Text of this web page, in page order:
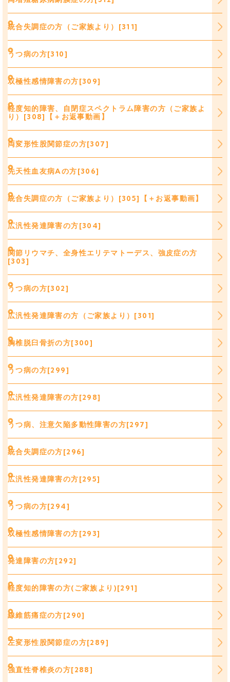
統合失調症の方（ご家族より）[311]
うつ病の方[310]
双極性感情障害の方[309]
軽度知的障害、自閉症スペクトラム障害の方（ご家族よ
り）[308]【＋お返事動画】
両変形性股関節症の方[307]
先天性血友病Aの方[306]
統合失調症の方（ご家族より）[305]【＋お返事動画】
広汎性発達障害の方[304]
関節リウマチ、全身性エリテマトーデス、強皮症の方
[303]
うつ病の方[302]
広汎性発達障害の方（ご家族より）[301]
胸椎脱臼骨折の方[300]
うつ病の方[299]
広汎性発達障害の方[298]
うつ病、注意欠陥多動性障害の方[297]
統合失調症の方[296]
広汎性発達障害の方[295]
うつ病の方[294]
双極性感情障害の方[293]
発達障害の方[292]
軽度知的障害の方(ご家族より)[291]
線維筋痛症の方[290]
左変形性股関節症の方[289]
強直性脊椎炎の方[288]